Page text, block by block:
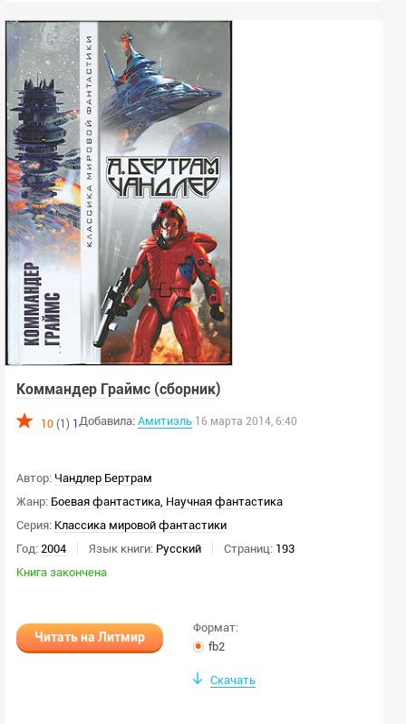
Коммандер Граймс (сборник)
10 (1) 1Добавила: Амитиэль 16 марта 2014, 6:40
Автор: Чандлер Бертрам
Жанр: Боевая фантастика, Научная фантастика
Серия: Классика мировой фантастики
Год: 2004 Язык книги: Русский Страниц: 193
Книга закончена
Читать на Литмир
Формат:
fb2
Скачать